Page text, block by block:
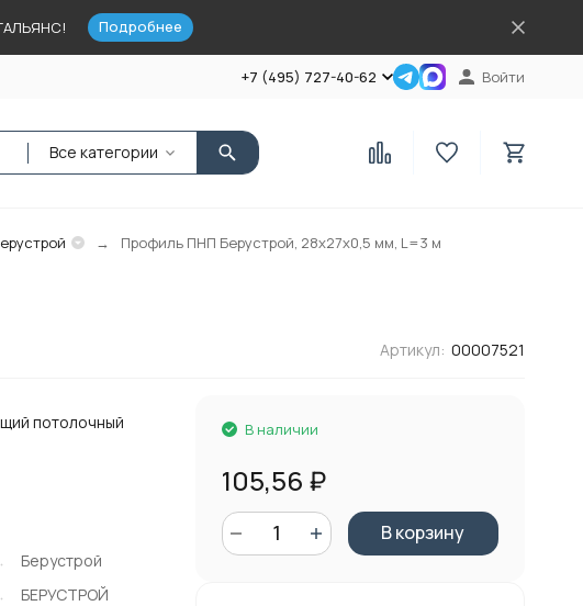
Подробнее
+7 (495) 727-40-62 Войти
Все категории
Профиль ПНП Берустрой, 28х27х0,5 мм, L=3 м
Артикул: 00007521
потолочный
Берустрой
БЕРУСТРОЙ
В наличии
105,56 ₽
В корзину